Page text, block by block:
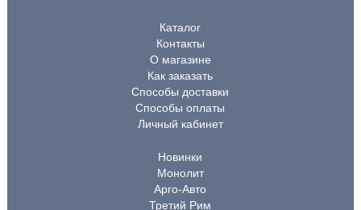
Каталог
Контакты
О магазине
Как заказать
Способы доставки
Способы оплаты
Личный кабинет
Новинки
Монолит
Арго-Авто
Третий Рим